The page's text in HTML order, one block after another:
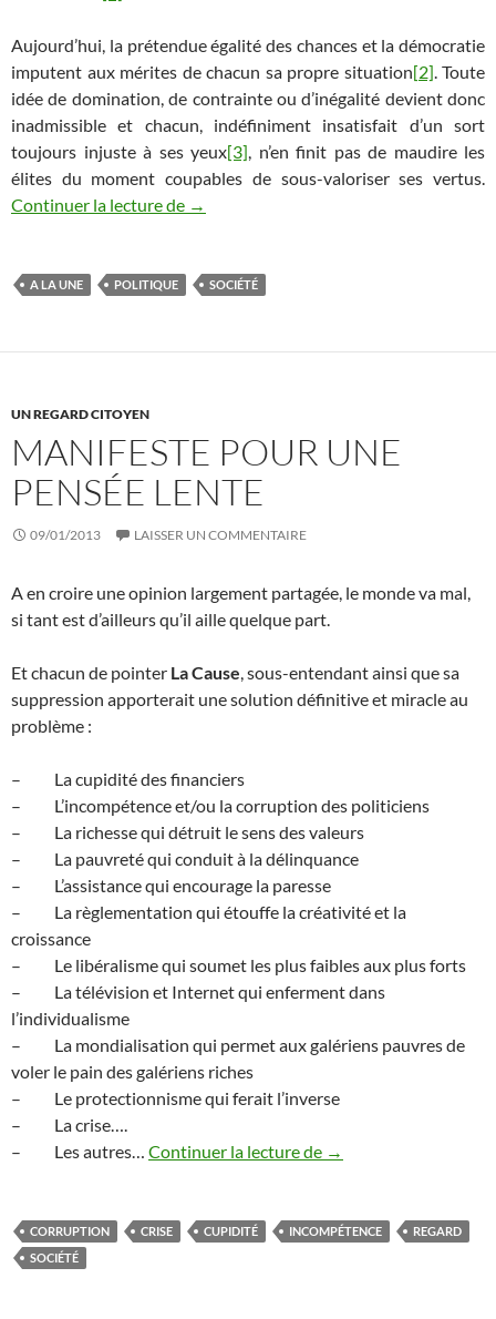
Aujourd’hui, la prétendue égalité des chances et la démocratie
imputent aux mérites de chacun sa propre situation[2]. Toute
idée de domination, de contrainte ou d’inégalité devient donc
inadmissible et chacun, indéfiniment insatisfait d’un sort
toujours injuste à ses yeux[3], n’en finit pas de maudire les
élites du moment coupables de sous-valoriser ses vertus.
Continuer la lecture de Vers une domestication de l’homme ?
→
A LA UNE POLITIQUE SOCIÉTÉ
UN REGARD CITOYEN
MANIFESTE POUR UNE
PENSÉE LENTE
09/01/2013 LAISSER UN COMMENTAIRE
A en croire une opinion largement partagée, le monde va mal,
si tant est d’ailleurs qu’il aille quelque part.
Et chacun de pointer La Cause, sous-entendant ainsi que sa
suppression apporterait une solution définitive et miracle au
problème :
– La cupidité des financiers
– L’incompétence et/ou la corruption des politiciens
– La richesse qui détruit le sens des valeurs
– La pauvreté qui conduit à la délinquance
– L’assistance qui encourage la paresse
– La règlementation qui étouffe la créativité et la
croissance
– Le libéralisme qui soumet les plus faibles aux plus forts
– La télévision et Internet qui enferment dans
l’individualisme
– La mondialisation qui permet aux galériens pauvres de
voler le pain des galériens riches
– Le protectionnisme qui ferait l’inverse
– La crise….
– Les autres… Continuer la lecture de Manifeste pour une
→
CORRUPTION CRISE CUPIDITÉ INCOMPÉTENCE
REGARD
SOCIÉTÉ